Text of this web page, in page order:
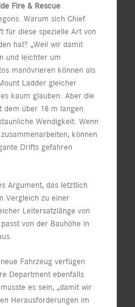
Fire & Rescue
Warum sich Chief
für diese spezielle Art von
hat? „Weil wir damit
und leichter um
manövrieren können als
Ladder gleicher
kaum glauben. Aber die
dem über 18 m langen
Wendigkeit. Wenn
können
Drifts gefahren
Argument, das letztlich
Vergleich zu einer
Leitersatzlänge von
von der Bauhöhe in
Fahrzeug verfügen
Department ebenfalls
es sein, „damit wir
Herausforderungen im